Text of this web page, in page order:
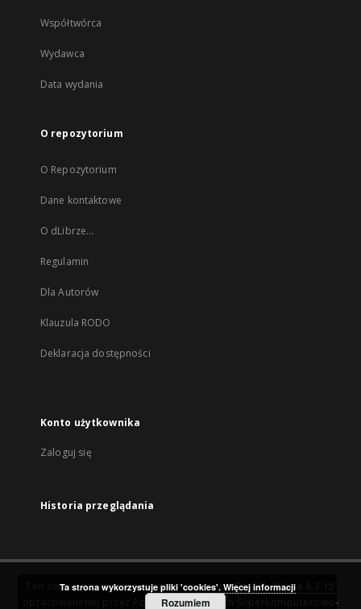
Współtwórca
Wydawca
Data wydania
O repozytorium
O Repozytorium
Dane kontaktowe
O dLibrze...
Regulamin
Dla Autorów
Klauzula RODO
Deklaracja dostępności
Konto użytkownika
Zaloguj się
Historia przeglądania
Ten serwis działa dzięki oprogramowaniuDInGO dLibra 6.3.15
Poznańskie Centrum Superkomputerowo-
Ta strona wykorzystuje pliki 'cookies'. Więcej informacji
Rozumiem